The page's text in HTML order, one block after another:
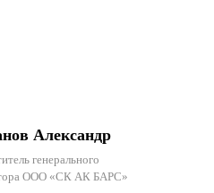
Александр
генерального
ООО «СК АК БАРС»